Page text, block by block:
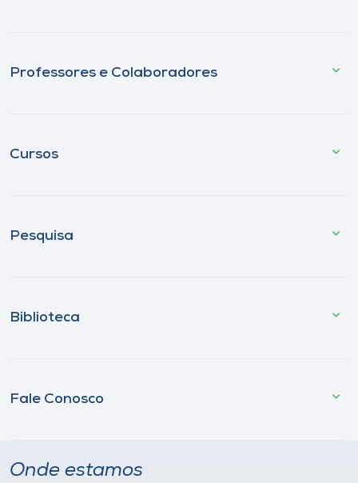
Professores e Colaboradores
Cursos
Pesquisa
Biblioteca
Fale Conosco
Onde estamos